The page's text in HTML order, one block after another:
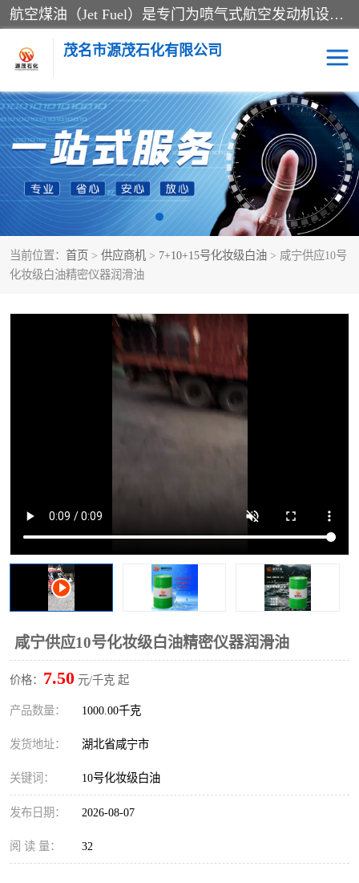
航空煤油（Jet Fuel）是专门为喷气式航空发动机设计的高纯度燃料，主要分为Jet A、Jet A-1和Jet B等类型。其特点是闪点高、低温流动性好，并添加了抗静电剂和抗氧化剂以确保飞行安全。航空煤油需
茂名市源茂石化有限公司
当前位置： 首页 > 供应商机 > 7+10+15号化妆级白油 > 咸宁供应10号
化妆级白油精密仪器润滑油
咸宁供应10号化妆级白油精密仪器润滑油
价格： 7.50 元/千克 起
产品数量： 1000.00千克
发货地址： 湖北省咸宁市
关键词： 10号化妆级白油
发布日期： 2026-08-07
阅 读 量： 32
RP3航空煤油 D20+D30溶剂油
D40+D60溶剂油 D80+D100溶剂油
6号+120号溶剂油 260号溶剂油
异构烷烃 天然乳胶
26+32号化妆级白油 46+68号化妆级白油